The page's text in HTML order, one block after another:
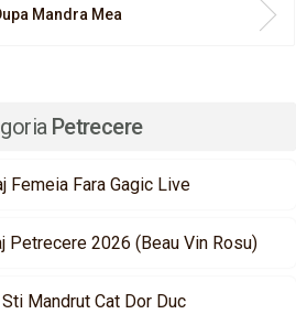
Mandra Mea
Petrecere
Femeia Fara Gagic Live
Petrecere 2026 (Beau Vin Rosu)
Mandrut Cat Dor Duc